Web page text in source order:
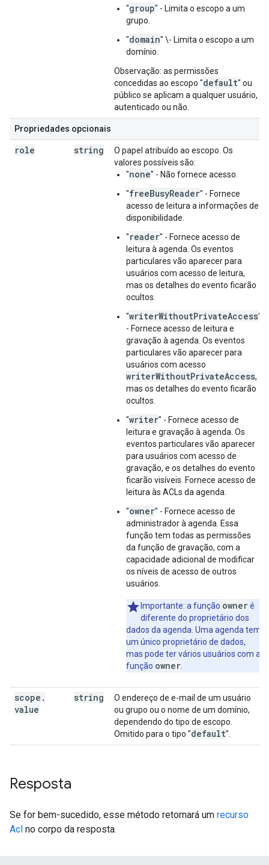
"group" - Limita o escopo a um
grupo.
"domain" \- Limita o escopo a um
domínio.
Observação: as permissões
concedidas ao escopo "default" ou
público se aplicam a qualquer usuário,
autenticado ou não.
Propriedades opcionais
role string
O papel atribuído ao escopo. Os
valores possíveis são:
"none" - Não fornece acesso.
"freeBusyReader" - Fornece
acesso de leitura a informações de
disponibilidade.
"reader" - Fornece acesso de
leitura à agenda. Os eventos
particulares vão aparecer para
usuários com acesso de leitura,
mas os detalhes do evento ficarão
ocultos.
"writerWithoutPrivateAccess"
- Fornece acesso de leitura e
gravação à agenda. Os eventos
particulares vão aparecer para
usuários com acesso
writerWithoutPrivateAccess,
mas os detalhes do evento ficarão
ocultos.
"writer" - Fornece acesso de
leitura e gravação à agenda. Os
eventos particulares vão aparecer
para usuários com acesso de
gravação, e os detalhes do evento
ficarão visíveis. Fornece acesso de
leitura às ACLs da agenda.
"owner" - Fornece acesso de
administrador à agenda. Essa
função tem todas as permissões
da função de gravação, com a
capacidade adicional de modificar
os níveis de acesso de outros
usuários.
Importante: a função owneré
diferente do proprietário dos
dados da agenda. Uma agenda tem
um único proprietário de dados,
mas pode ter vários usuários com a
função owner
scope .
value
string
O endereço de e-mail de um usuário
ou grupo ou o nome de um domínio,
dependendo do tipo de escopo.
Omitido para o tipo "default".
Resposta
Se for bem-sucedido, esse método retornará um recurso
Acl no corpo da resposta.